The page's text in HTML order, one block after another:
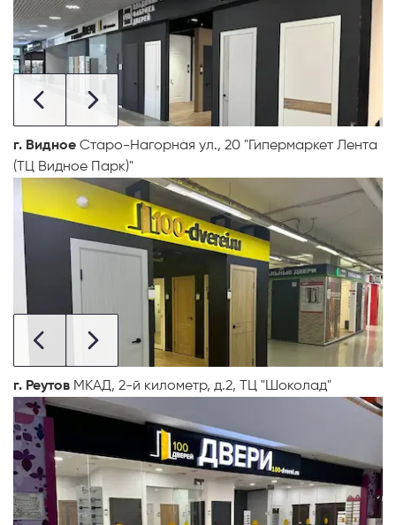
г. Видное Старо-Нагорная ул., 20 "Гипермаркет Лента
(ТЦ Видное Парк)"
г. Реутов МКАД, 2-й километр, д.2, ТЦ "Шоколад"